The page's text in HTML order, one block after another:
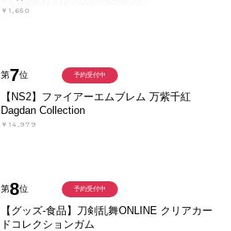
￥1,650
第7位
【NS2】ファイアーエムブレム 万紫千紅
Dagdan Collection
￥14,979
予約受付中
第8位
【グッズ-食品】刀剣乱舞ONLINE クリアカー
ドコレクションガム
予約受付中